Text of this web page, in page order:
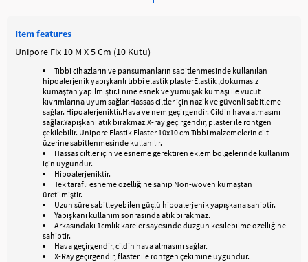
Item features
Unipore Fix 10 M X 5 Cm (10 Kutu)
Tıbbi cihazların ve pansumanların sabitlenmesinde kullanılan
hipoalerjenik yapışkanlı tıbbi elastik plasterElastik ,dokumasız
kumaştan yapılmıştır.Enine esnek ve yumuşak kumaşı ile vücut
kıvrımlarına uyum sağlar.Hassas ciltler için nazik ve güvenli sabitleme
sağlar. Hipoalerjeniktir.Hava ve nem geçirgendir. Cildin hava almasını
sağlar.Yapışkanı atık bırakmaz.X-ray geçirgendir, plaster ile röntgen
çekilebilir. Unipore Elastik Flaster 10x10 cm Tıbbi malzemelerin cilt
üzerine sabitlenmesinde kullanılır.
Hassas ciltler için ve esneme gerektiren eklem bölgelerinde kullanım
için uygundur.
Hipoalerjeniktir.
Tek taraflı esneme özelliğine sahip Non-woven kumaştan
üretilmiştir.
Uzun süre sabitleyebilen güçlü hipoalerjenik yapışkana sahiptir.
Yapışkanı kullanım sonrasında atık bırakmaz.
Arkasındaki 1cmlik kareler sayesinde düzgün kesilebilme özelliğine
sahiptir.
Hava geçirgendir, cildin hava almasını sağlar.
X-Ray geçirgendir, flaster ile röntgen çekimine uygundur.